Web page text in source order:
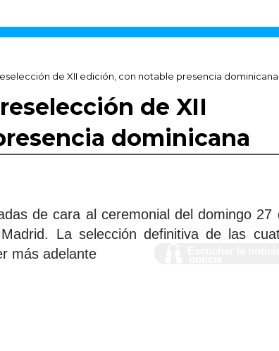
de XII edición, con notable presencia dominicana
de XII
dominicana
de cara al ceremonial del domingo 27
La selección definitiva de las
más adelante